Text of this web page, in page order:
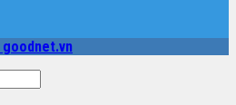
goodnet.vn